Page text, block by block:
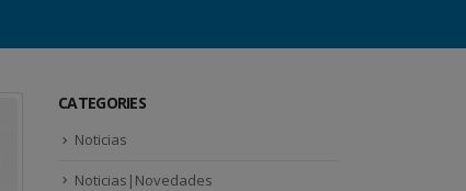
CATEGORIES
Noticias
Noticias|Novedades